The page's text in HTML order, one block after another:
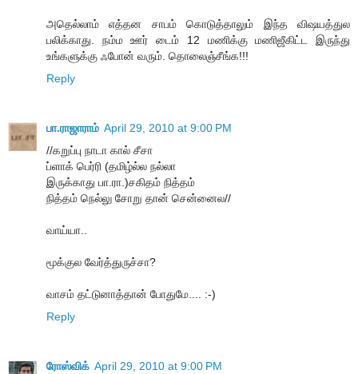
அதெல்லாம் எத்தன சாபம் கொடுத்தாலும் இந்த விஷயத்துல
பலிக்காது. நம்ம ஊர் டைம் 12 மணிக்கு மணிஜீகிட்ட இருந்து
உங்களுக்கு ஃபோன் வரும். தொலைஞ்சீங்க!!!
Reply
பா.ராஜாராம் April 29, 2010 at 9:00 PM
//கறுப்பு நாடா கால் சீசா
ப்ளாக் பெர்ரி (தமிழ்ல்ல நல்லா
இருக்காது பா.ரா.)சகிதம் நித்தம்
நித்தம் நெல்லு சோறு தான் சென்னைல//
வாய்யா..
மூக்குல வேர்த்துருச்சா?
வாசம் தட்டுனாத்தான் போதுமே.... :-)
Reply
ரோஸ்விக் April 29, 2010 at 9:00 PM